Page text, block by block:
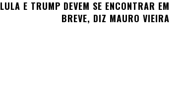
LULA E TRUMP DEVEM SE ENCONTRAR EM
BREVE, DIZ MAURO VIEIRA